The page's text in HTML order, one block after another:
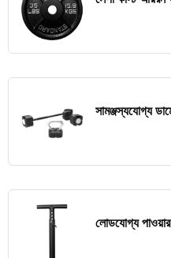
সামঞ্জস্যযোগ্য
লোডযোগ্য পাওয়ার